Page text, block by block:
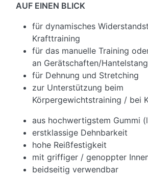
AUF EINEN BLICK
für dynamisches
Krafttraining
für das manuelle Training
an Gerätschaften/
für Dehnung und Stretching
zur Unterstützung beim
Körpergewichtstraining / bei
aus hochwertigstem Gummi
erstklassige Dehnbarkeit
hohe Reißfestigkeit
mit griffiger / genoppter
beidseitig verwendbar